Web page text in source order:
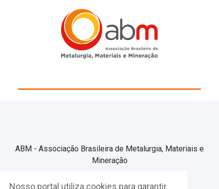
Nosso portal utiliza cookies para garantir
ABM - Associação Brasileira de Metalurgia, Materiais e
Mineração